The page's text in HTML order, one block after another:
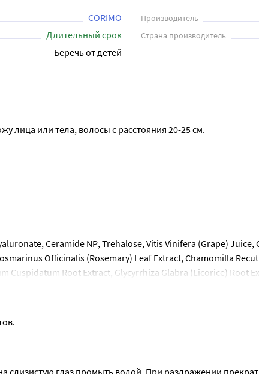
CORIMO Производитель
Длительный срок Страна производитель
Беречь от детей
лица или тела, волосы с расстояния 20-25 см.
Ceramide NР, Trehalose, Vitis Vinifera (Grape) Juice,
Officinalis (Rosemary) Leaf Extract, Chamomilla
Cuspidatum Root Extract, Glycyrrhiza Glabra (Licorice) Root
- Thermal Water.
слизистую глаз промыть водой. При раздражении